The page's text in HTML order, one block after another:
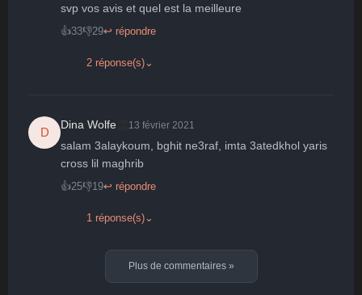
svp vos avis et quel est la meilleure
👍33👎29↩ répondre
2 réponse(s) ⌄
D
Dina Wolfe 13 février 2021
salam 3alaykoum, bghit ne3raf, imta 3atedkhol yaris
cross lil maghrib
👍25👎19↩ répondre
1 réponse(s) ⌄
Plus de commentaires »